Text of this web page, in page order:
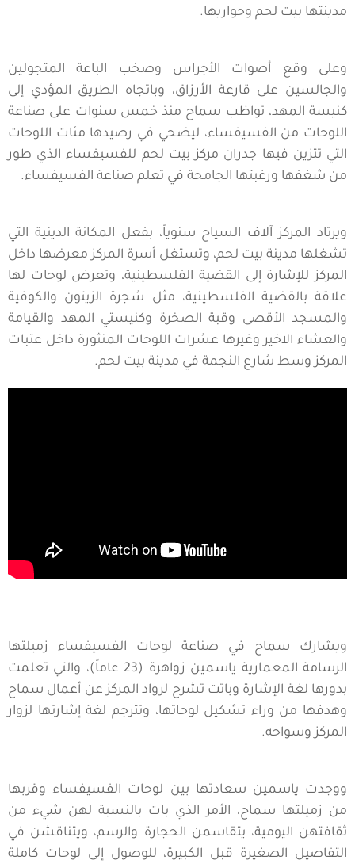
مدينتها بيت لحم وحواريها.
وعلى وقع أصوات الأجراس وصخب الباعة المتجولين
والجالسين على قارعة الأرزاق، وباتجاه الطريق المؤدي إلى
كنيسة المهد، تواظب سماح منذ خمس سنوات على صناعة
اللوحات من الفسيفساء، ليضحي في رصيدها مئات اللوحات
التي تتزين فيها جدران مركز بيت لحم للفسيفساء الذي طور
من شغفها ورغبتها الجامحة في تعلم صناعة الفسيفساء.
ويرتاد المركز آلاف السياح سنوياً، بفعل المكانة الدينية التي
تشغلها مدينة بيت لحم، وتستغل أسرة المركز معرضها داخل
المركز للإشارة إلى القضية الفلسطينية، وتعرض لوحات لها
علاقة بالقضية الفلسطينية، مثل شجرة الزيتون والكوفية
والمسجد الأقصى وقبة الصخرة وكنيستي المهد والقيامة
والعشاء الاخير وغيرها عشرات اللوحات المنثورة داخل عتبات
المركز وسط شارع النجمة في مدينة بيت لحم.
ويشارك سماح في صناعة لوحات الفسيفساء زميلتها
الرسامة المعمارية ياسمين زواهرة (23 عاماً)، والتي تعلمت
بدورها لغة الإشارة وباتت تشرح لرواد المركز عن أعمال سماح
وهدفها من وراء تشكيل لوحاتها، وتترجم لغة إشارتها لزوار
المركز وسواحه.
ووجدت ياسمين سعادتها بين لوحات الفسيفساء وقربها
من زميلتها سماح، الأمر الذي بات بالنسبة لهن شيء من
ثقافتهن اليومية، يتقاسمن الحجارة والرسم، ويتناقشن في
التفاصيل الصغيرة قبل الكبيرة، للوصول إلى لوحات كاملة